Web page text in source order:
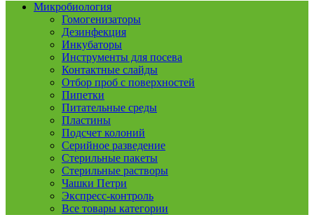
Микробиология
Гомогенизаторы
Дезинфекция
Инкубаторы
Инструменты для посева
Контактные слайды
Отбор проб с поверхностей
Пипетки
Питательные среды
Пластины
Подсчет колоний
Серийное разведение
Стерильные пакеты
Стерильные растворы
Чашки Петри
Экспресс-контроль
Все товары категории